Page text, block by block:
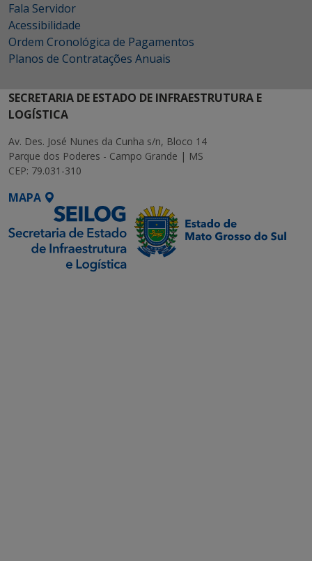
Fala Servidor
Acessibilidade
Ordem Cronológica de Pagamentos
Planos de Contratações Anuais
SECRETARIA DE ESTADO DE INFRAESTRUTURA E
LOGÍSTICA
Av. Des. José Nunes da Cunha s/n, Bloco 14
Parque dos Poderes - Campo Grande | MS
CEP: 79.031-310
MAPA